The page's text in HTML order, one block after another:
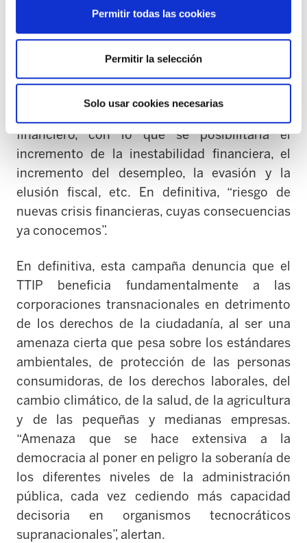
Permitir todas las cookies
Permitir la selección
Solo usar cookies necesarias
documentos filtrados se confirma la
sustitución del principio de precaución por el
de gestión del riesgo”.
Según esta campaña, también se constata la
financiero, con lo que se posibilitaría el
incremento de la inestabilidad financiera, el
incremento del desempleo, la evasión y la
elusión fiscal, etc. En definitiva, “riesgo de
nuevas crisis financieras, cuyas consecuencias
ya conocemos”.
En definitiva, esta campaña denuncia que el
TTIP beneficia fundamentalmente a las
corporaciones transnacionales en detrimento
de los derechos de la ciudadanía, al ser una
amenaza cierta que pesa sobre los estándares
ambientales, de protección de las personas
consumidoras, de los derechos laborales, del
cambio climático, de la salud, de la agricultura
y de las pequeñas y medianas empresas.
“Amenaza que se hace extensiva a la
democracia al poner en peligro la soberanía de
los diferentes niveles de la administración
pública, cada vez cediendo más capacidad
decisoria en organismos tecnocráticos
supranacionales”, alertan.